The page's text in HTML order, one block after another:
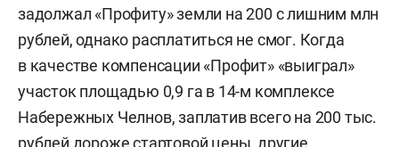
задолжал «Профиту» земли на 200 с лишним млн
рублей, однако расплатиться не смог. Когда
в качестве компенсации «Профит» «выиграл»
участок площадью 0,9 га в 14-м комплексе
Набережных Челнов, заплатив всего на 200 тыс.
рублей дороже стартовой цены, другие